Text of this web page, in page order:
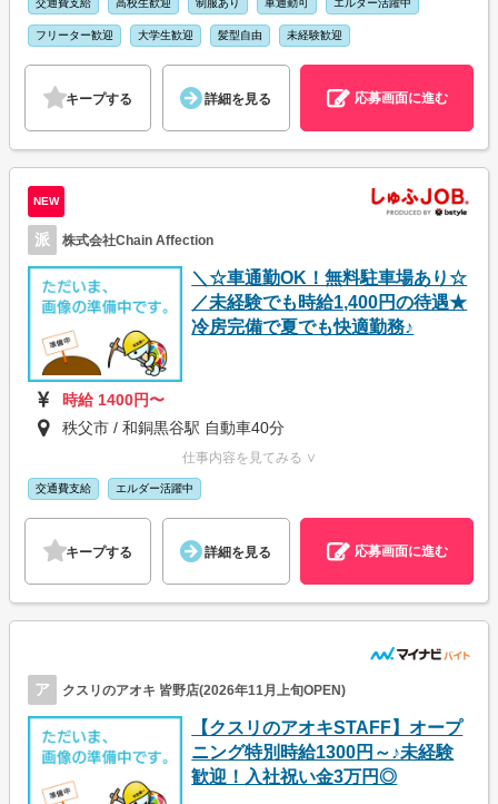
交通費支給 高校生歓迎 制服あり 車通勤可 エルダー活躍中
フリーター歓迎 大学生歓迎 髪型自由 未経験歓迎
キープする 詳細を見る 応募画面に進む
NEW
派 株式会社Chain Affection
＼☆車通勤OK！無料駐車場あり☆
／未経験でも時給1,400円の待遇★
冷房完備で夏でも快適勤務♪
時給 1400円〜
秩父市 / 和銅黒谷駅 自動車40分
仕事内容を見てみる ∨
交通費支給 エルダー活躍中
キープする 詳細を見る 応募画面に進む
ア クスリのアオキ 皆野店(2026年11月上旬OPEN)
【クスリのアオキSTAFF】オープ
ニング特別時給1300円～♪未経験
歓迎！入社祝い金3万円◎